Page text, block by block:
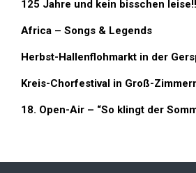
125 Jahre und kein bisschen
Africa – Songs & Legends
Herbst-Hallenflohmarkt in der
Kreis-Chorfestival in Groß-
18. Open-Air – “So klingt der